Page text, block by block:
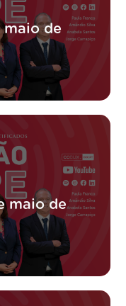
maio de
maio de